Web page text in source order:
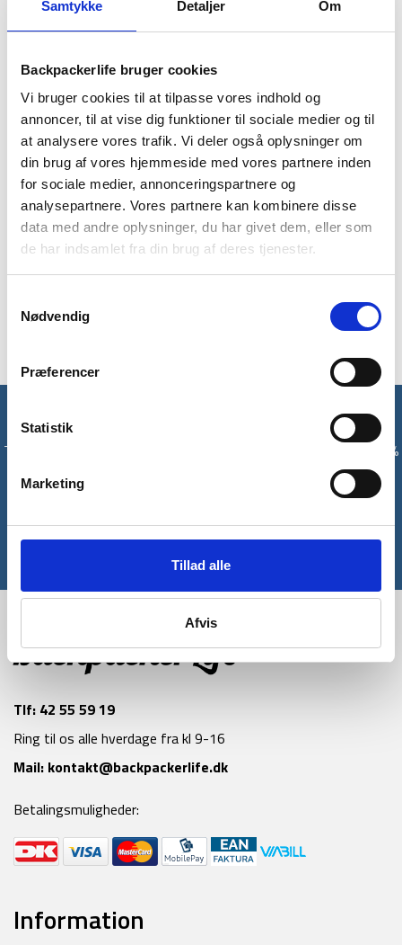
Samtykke Detaljer Om
Backpackerlife bruger cookies
Vi bruger cookies til at tilpasse vores indhold og
annoncer, til at vise dig funktioner til sociale medier og til
at analysere vores trafik. Vi deler også oplysninger om
din brug af vores hjemmeside med vores partnere inden
for sociale medier, annonceringspartnere og
analysepartnere. Vores partnere kan kombinere disse
data med andre oplysninger, du har givet dem, eller som
de har indsamlet fra din brug af deres tjenester.
Nødvendig
Præferencer
Statistik
Marketing
Tillad alle
Afvis
BESKRIVELSE
YDERLIGERE INFORMATION
BRAND
FAQ
Denne Chatty fleecetrøje fra Trespass vil holde dig varm på
de kolde dage. Denne skønne fleece har børstet ryg for ekstra
varme og komfort. Derudover har den fuld lynlås på fronten,
så du nemt kan få den af og på. Der er 2 sidelommer, så du
Blød, praktisk og varm er nøgleordene til at beskrive denne
Chatty fleecetrøje til dame.
Tilmeld dig vores nyhedsbrev og modtag med det samme en 10%
Tilmeld
*Gælder ikke allerede nedsatte varer
Tlf: 42 55 59 19
Ring til os alle hverdage fra kl 9-16
Mail: kontakt@backpackerlife.dk
Betalingsmuligheder:
Information